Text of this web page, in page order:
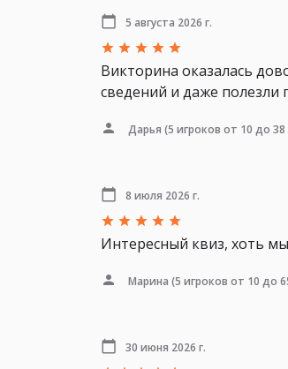
5 августа 2026 г.
Викторина оказалась
сведений и даже полезли
Дарья (5 игроков от 10 до 38
8 июля 2026 г.
Интересный квиз, хоть
Марина (5 игроков от 10 до
30 июня 2026 г.